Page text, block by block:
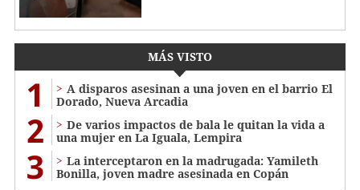
MÁS VISTO
1
A disparos asesinan a una joven en el barrio El
Dorado, Nueva Arcadia
2
De varios impactos de bala le quitan la vida a
una mujer en La Iguala, Lempira
3
La interceptaron en la madrugada: Yamileth
Bonilla, joven madre asesinada en Copán